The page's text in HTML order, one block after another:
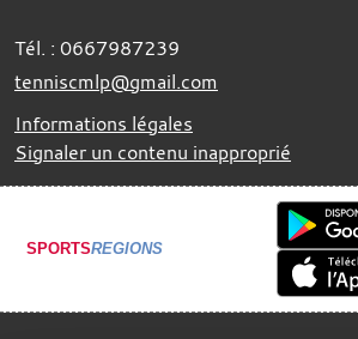
Tél. : 0667987239
tenniscmlp@gmail.com
Informations légales
Signaler un contenu inapproprié
SPORTSREGIONS